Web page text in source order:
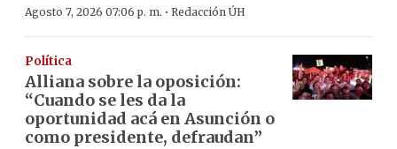
Agosto 7, 2026 07:06 p. m. · Redacción ÚH
Política
Alliana sobre la oposición:
“Cuando se les da la
oportunidad acá en Asunción o
como presidente, defraudan”